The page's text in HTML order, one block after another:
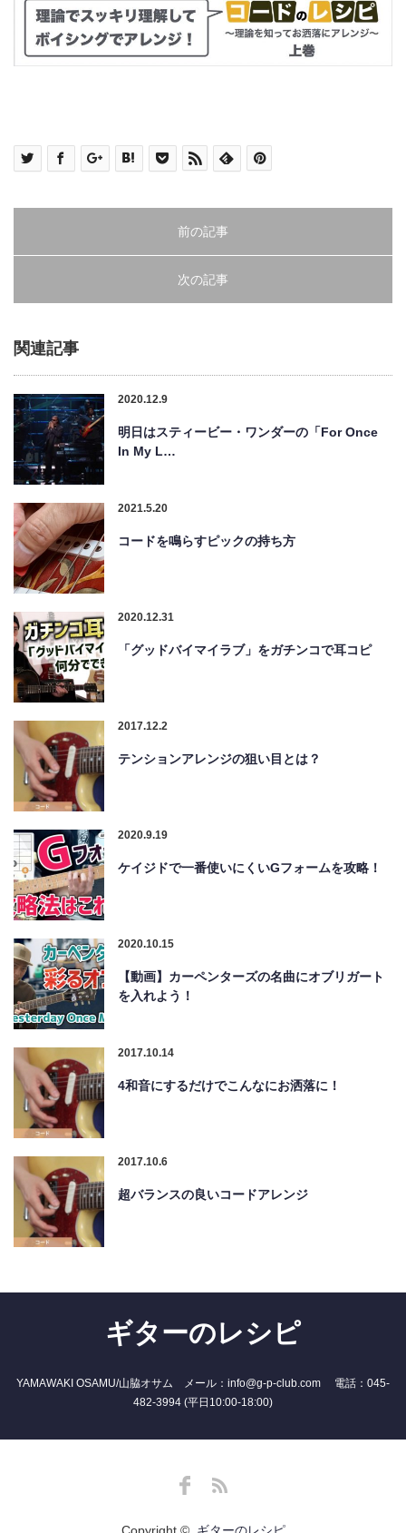
前の記事
次の記事
関連記事
2020.12.9
明日はスティービー・ワンダーの「For Once
In My L…
2021.5.20
コードを鳴らすピックの持ち方
2020.12.31
「グッドバイマイラブ」をガチンコで耳コピ
2017.12.2
テンションアレンジの狙い目とは？
2020.9.19
ケイジドで一番使いにくいGフォームを攻略！
2020.10.15
【動画】カーペンターズの名曲にオブリガート
を入れよう！
2017.10.14
4和音にするだけでこんなにお洒落に！
2017.10.6
超バランスの良いコードアレンジ
ギターのレシピ
YAMAWAKI OSAMU/山脇オサム メール：info@g-p-club.com 電話：045-
482-3994 (平日10:00-18:00)